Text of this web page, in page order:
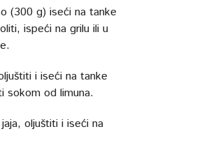
(300 g) iseći na tanke
ispeći na grilu ili u
i iseći na tanke
sokom od limuna.
oljuštiti i iseći na